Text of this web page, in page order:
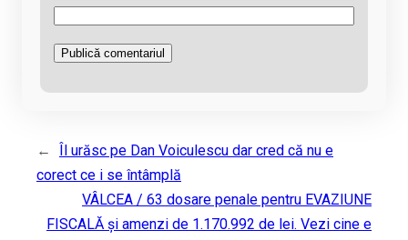
←
Îl urăsc pe Dan Voiculescu dar cred că nu e
corect ce i se întâmplă
VÂLCEA / 63 dosare penale pentru EVAZIUNE
FISCALĂ şi amenzi de 1.170.992 de lei. Vezi cine e